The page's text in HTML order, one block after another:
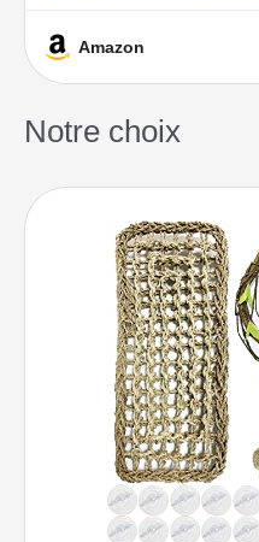
120x60x60cm - Side
Amazon
Notre choix